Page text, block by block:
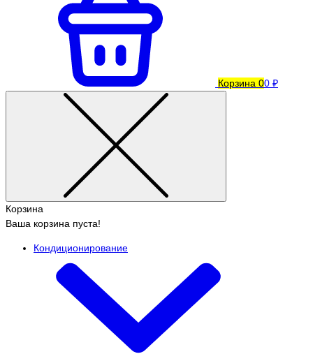
Корзина 00 ₽
Корзина
Ваша корзина пуста!
Кондиционирование